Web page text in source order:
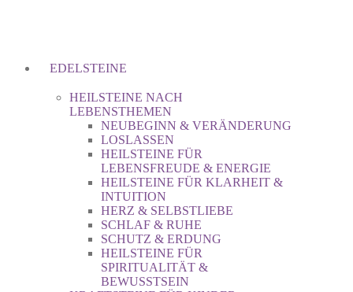
EDELSTEINE
HEILSTEINE NACH
LEBENSTHEMEN
NEUBEGINN & VERÄNDERUNG
LOSLASSEN
HEILSTEINE FÜR
LEBENSFREUDE & ENERGIE
HEILSTEINE FÜR KLARHEIT &
INTUITION
HERZ & SELBSTLIEBE
SCHLAF & RUHE
SCHUTZ & ERDUNG
HEILSTEINE FÜR
SPIRITUALITÄT &
BEWUSSTSEIN